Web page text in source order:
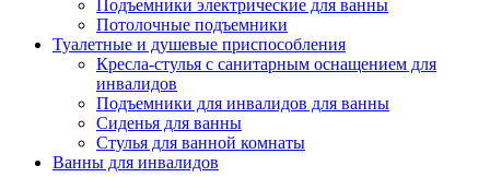
Подъемники электрические для ванны
Потолочные подъемники
Туалетные и душевые приспособления
Кресла-стулья с санитарным оснащением для
инвалидов
Подъемники для инвалидов для ванны
Сиденья для ванны
Стулья для ванной комнаты
Ванны для инвалидов